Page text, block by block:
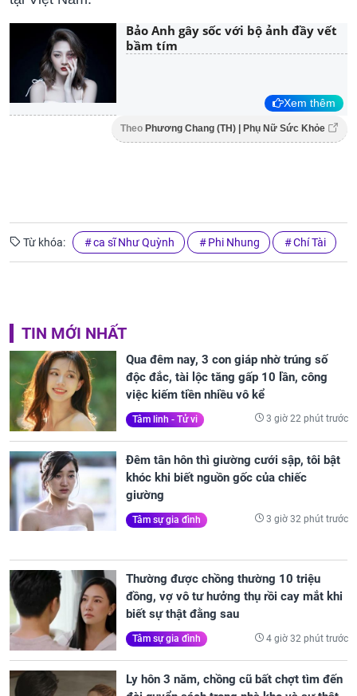
Bảo Anh gây sốc với bộ ảnh đầy vết
bầm tím
Xem thêm
Theo Phương Chang (TH) | Phụ Nữ Sức Khỏe
Từ khóa: ca sĩ Như Quỳnh Phi Nhung Chí Tài
TIN MỚI NHẤT
Qua đêm nay, 3 con giáp nhờ trúng số
độc đắc, tài lộc tăng gấp 10 lần, công
việc kiếm tiền nhiều vô kể
Tâm linh - Tử vi 3 giờ 22 phút trước
Đêm tân hôn thì giường cưới sập, tôi bật
khóc khi biết nguồn gốc của chiếc
giường
Tâm sự gia đình 3 giờ 32 phút trước
Thường được chồng thường 10 triệu
đồng, vợ vô tư hưởng thụ rồi cay mắt khi
biết sự thật đằng sau
Tâm sự gia đình 4 giờ 32 phút trước
Ly hôn 3 năm, chồng cũ bất chợt tìm đến